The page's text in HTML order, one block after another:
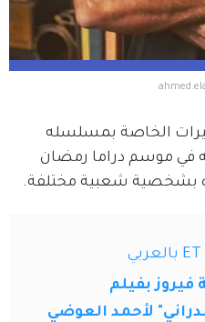
الخاصة بمسلسله
في موسم دراما رمضان
فيروز بفيلم
لأحمد العوضي